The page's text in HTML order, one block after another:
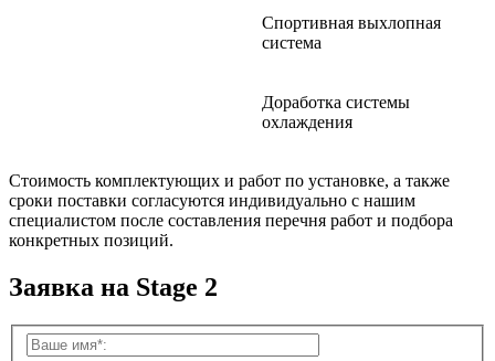
Спортивная выхлопная
система
Доработка системы
охлаждения
Стоимость комплектующих и работ по установке, а также
сроки поставки согласуются индивидуально с нашим
специалистом после составления перечня работ и подбора
конкретных позиций.
Заявка на Stage 2